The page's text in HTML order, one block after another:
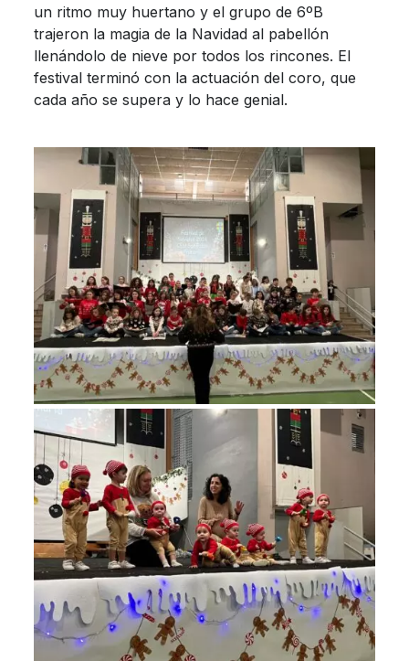
un ritmo muy huertano y el grupo de 6ºB
trajeron la magia de la Navidad al pabellón
llenándolo de nieve por todos los rincones. El
festival terminó con la actuación del coro, que
cada año se supera y lo hace genial.